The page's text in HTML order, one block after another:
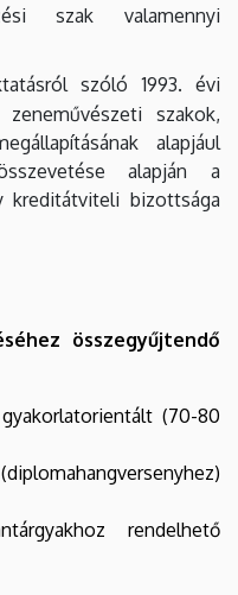
szak valamennyi
szóló 1993. évi
szakok,
alapjául
alapján a
kreditátviteli bizottsága
összegyűjtendő
(70-80
rendelhető